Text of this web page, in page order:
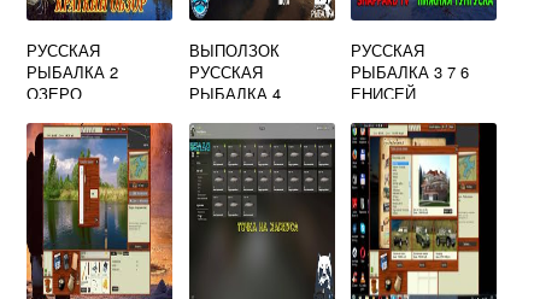
РУССКАЯ
РЫБАЛКА 2
ОЗЕРО
ВЫПОЛЗОК
РУССКАЯ
РЫБАЛКА 4
РУССКАЯ
РЫБАЛКА 3 7 6
ЕНИСЕЙ
СИБИРСКАЯ